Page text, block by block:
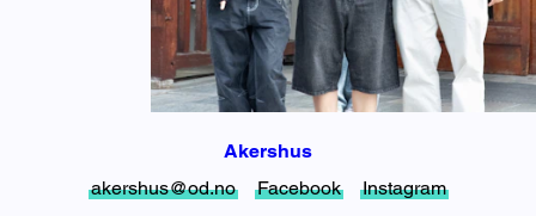
Akershus
akershus@od.no
Facebook Instagram